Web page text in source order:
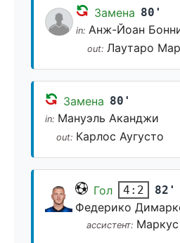
Замена 80'
in: Анж-Йоан
out: Лаутаро
Замена 80'
in: Мануэль Аканджи
out: Карлос Аугусто
Гол 4:2 82'
Федерико
ассистент: